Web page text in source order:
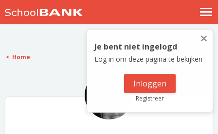
Nostalgische verhalen
Log in
Meld je gratis aan
×
Je bent niet ingelogd
Log in om deze pagina te bekijken
Inloggen
Registreer
Home